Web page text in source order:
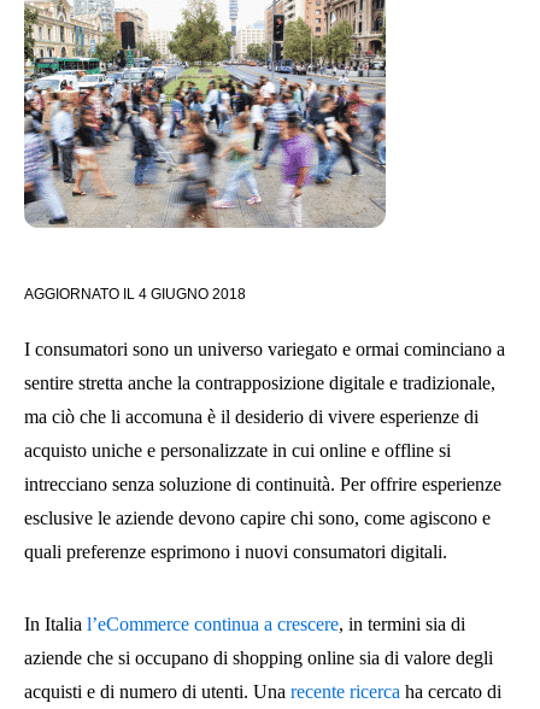
AGGIORNATO IL 4 GIUGNO 2018
I consumatori sono un universo variegato e ormai cominciano a
sentire stretta anche la contrapposizione digitale e tradizionale,
ma ciò che li accomuna è il desiderio di vivere esperienze di
acquisto uniche e personalizzate in cui online e offline si
intrecciano senza soluzione di continuità. Per offrire esperienze
esclusive le aziende devono capire chi sono, come agiscono e
quali preferenze esprimono i nuovi consumatori digitali.
In Italia l’eCommerce continua a crescere, in termini sia di
aziende che si occupano di shopping online sia di valore degli
acquisti e di numero di utenti. Una recente ricerca ha cercato di